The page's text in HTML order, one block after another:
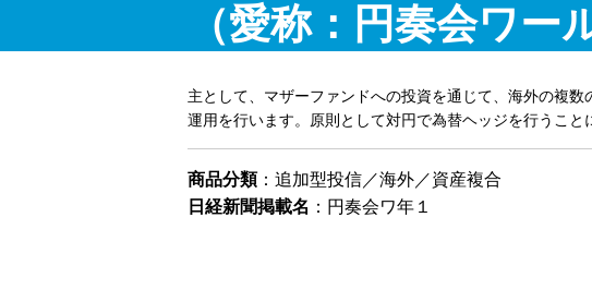
（愛称：円奏会ワー
主として、マザーファンドへの投資を通じて、海外の複
運用を行います。原則として対円で為替ヘッジを行うこと
商品分類：追加型投信／海外／資産複合
日経新聞掲載名 ：円奏会ワ年１